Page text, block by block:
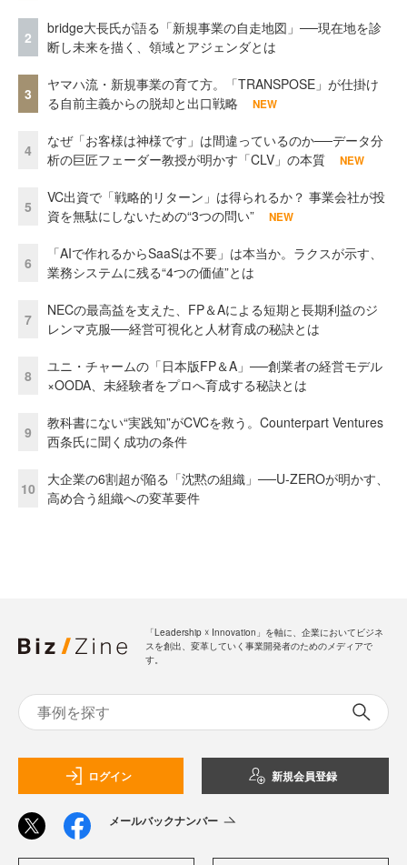
2
bridge大長氏が語る「新規事業の自走地図」──現在地を診
断し未来を描く、領域とアジェンダとは
3
ヤマハ流・新規事業の育て方。「TRANSPOSE」が仕掛け
る自前主義からの脱却と出口戦略
NEW
4
なぜ「お客様は神様です」は間違っているのか──データ分
析の巨匠フェーダー教授が明かす「CLV」の本質
NEW
5
VC出資で「戦略的リターン」は得られるか？ 事業会社が投
資を無駄にしないための“3つの問い”
NEW
6
「AIで作れるからSaaSは不要」は本当か。ラクスが示す、
業務システムに残る“4つの価値”とは
7
NECの最高益を支えた、FP＆Aによる短期と長期利益のジ
レンマ克服──経営可視化と人材育成の秘訣とは
8
ユニ・チャームの「日本版FP＆A」──創業者の経営モデル
×OODA、未経験者をプロへ育成する秘訣とは
9
教科書にない“実践知”がCVCを救う。Counterpart Ventures
西条氏に聞く成功の条件
10
大企業の6割超が陥る「沈黙の組織」──U-ZEROが明かす、
高め合う組織への変革要件
「Leadership ☓ Innovation」を軸に、企業においてビジネ
スを創出、変革していく事業開発者のためのメディアで
す。
ログイン 新規会員登録
メールバックナンバー